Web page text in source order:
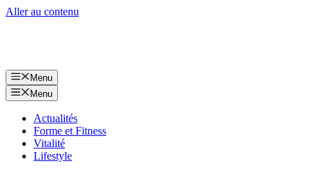
Aller au contenu
Menu
Menu
Actualités
Forme et Fitness
Vitalité
Lifestyle